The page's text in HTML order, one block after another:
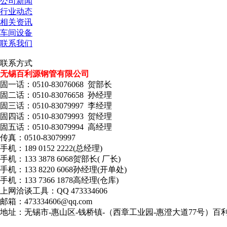
行业动态
相关资讯
车间设备
联系我们
联系方式
无锡百利源钢管有限公司
固一话：0510-83076068 贺部长
固二话：0510-83076658 孙经理
固三话：0510-83079997 李经理
固四话：0510-83079993 贺经理
固五话：0510-83079994 高经理
传真：0510-83079997
手机：189 0152 2222(总经理)
手机：133 3878 6068贺部长( 厂长)
手机：133 8220 6068孙经理(开单处)
手机：133 7366 1878高经理(仓库)
上网洽谈工具：QQ 473334606
邮箱：473334606@qq.com
地址：无锡市-惠山区-钱桥镇-（西章工业园-惠澄大道77号）百